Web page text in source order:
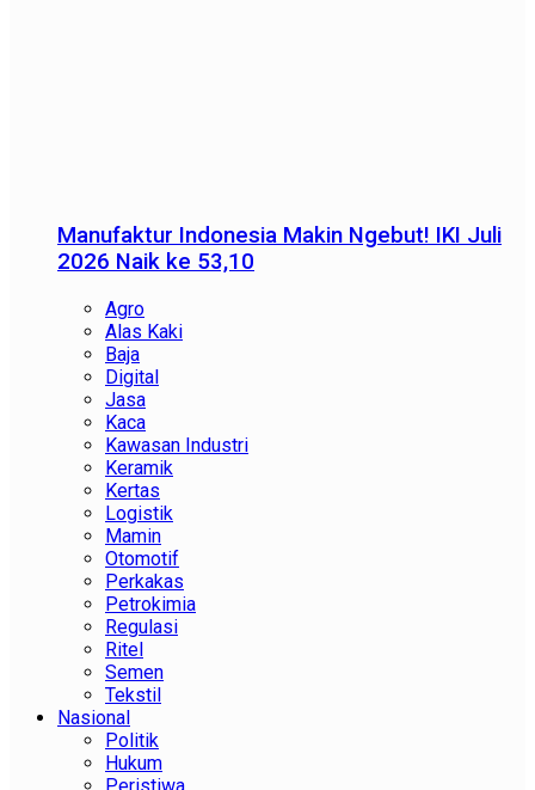
Manufaktur Indonesia Makin Ngebut! IKI Juli
2026 Naik ke 53,10
Agro
Alas Kaki
Baja
Digital
Jasa
Kaca
Kawasan Industri
Keramik
Kertas
Logistik
Mamin
Otomotif
Perkakas
Petrokimia
Regulasi
Ritel
Semen
Tekstil
Nasional
Politik
Hukum